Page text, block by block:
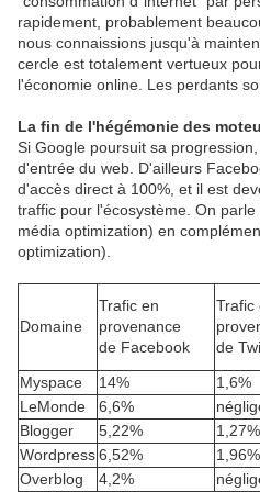
rapidement, probablement
nous connaissions jusqu'à
cercle est totalement vertueux
l'économie online. Les perdants
La fin de l'hégémonie des
Si Google poursuit sa
d'entrée du web. D'ailleurs
d'accès direct à 100%, et il est
traffic pour l'écosystème. On
média optimization) en
optimization).
Domaine
Trafic en
provenance
de Facebook
Trafic
de
Myspace
14% 1,6%
LeMonde
6,6%
Blogger
5,22% 1,27%
Wordpress6,52% 1,96%
Overblog
4,2%